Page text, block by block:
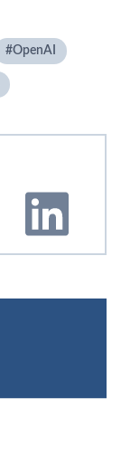
OpenAI